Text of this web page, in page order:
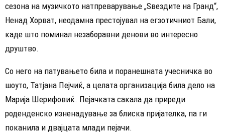
сезона на музичкото натпреварување „Ѕвездите на Гранд“,
Ненад Хорват, неодамна престојувал на егзотичниот Бали,
каде што поминал незаборавни денови во интересно
друштво.
Со него на патувањето била и поранешната учесничка во
шоуто, Татјана Пејчиќ, а целата организација била дело на
Марија Шерифовиќ. Пејачката сакала да приреди
роденденско изненадување за блиска пријателка, па ги
поканила и двајцата млади пејачи.